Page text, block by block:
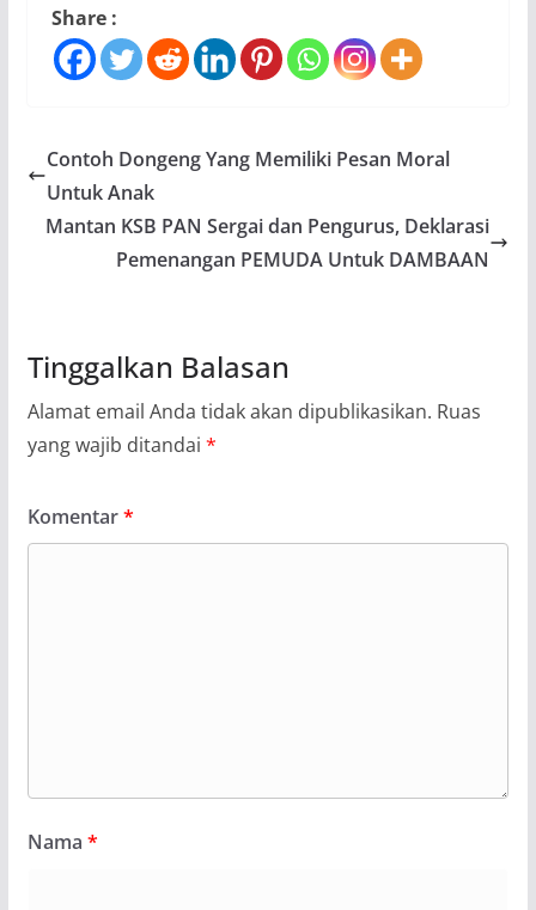
Share :
Contoh Dongeng Yang Memiliki Pesan Moral
Untuk Anak
Mantan KSB PAN Sergai dan Pengurus, Deklarasi
Pemenangan PEMUDA Untuk DAMBAAN
Tinggalkan Balasan
Alamat email Anda tidak akan dipublikasikan. Ruas
yang wajib ditandai *
Komentar*
Nama *